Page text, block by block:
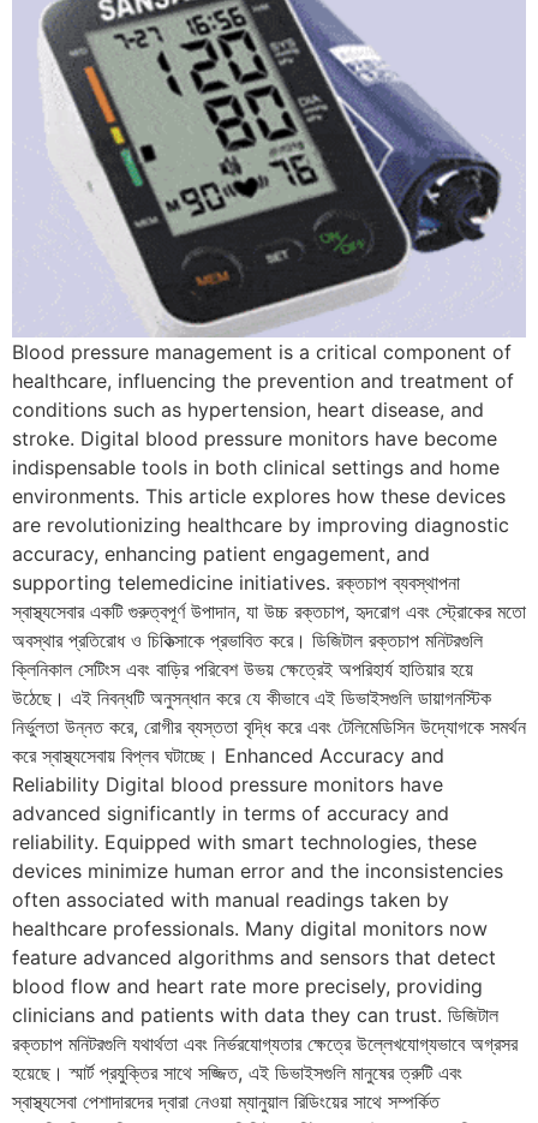
Blood pressure management is a critical component of
healthcare, influencing the prevention and treatment of
conditions such as hypertension, heart disease, and
stroke. Digital blood pressure monitors have become
indispensable tools in both clinical settings and home
environments. This article explores how these devices
are revolutionizing healthcare by improving diagnostic
accuracy, enhancing patient engagement, and
supporting telemedicine initiatives. রক্তচাপ ব্যবস্থাপনা
স্বাস্থ্যসেবার একটি গুরুত্বপূর্ণ উপাদান, যা উচ্চ রক্তচাপ, হৃদরোগ এবং স্ট্রোকের মতো
অবস্থার প্রতিরোধ ও চিকিত্সাকে প্রভাবিত করে। ডিজিটাল রক্তচাপ মনিটরগুলি
ক্লিনিকাল সেটিংস এবং বাড়ির পরিবেশ উভয় ক্ষেত্রেই অপরিহার্য হাতিয়ার হয়ে
উঠেছে। এই নিবন্ধটি অনুসন্ধান করে যে কীভাবে এই ডিভাইসগুলি ডায়াগনস্টিক
নির্ভুলতা উন্নত করে, রোগীর ব্যস্ততা বৃদ্ধি করে এবং টেলিমেডিসিন উদ্যোগকে সমর্থন
করে স্বাস্থ্যসেবায় বিপ্লব ঘটাচ্ছে। Enhanced Accuracy and
Reliability Digital blood pressure monitors have
advanced significantly in terms of accuracy and
reliability. Equipped with smart technologies, these
devices minimize human error and the inconsistencies
often associated with manual readings taken by
healthcare professionals. Many digital monitors now
feature advanced algorithms and sensors that detect
blood flow and heart rate more precisely, providing
clinicians and patients with data they can trust. ডিজিটাল
রক্তচাপ মনিটরগুলি যথার্থতা এবং নির্ভরযোগ্যতার ক্ষেত্রে উল্লেখযোগ্যভাবে অগ্রসর
হয়েছে। স্মার্ট প্রযুক্তির সাথে সজ্জিত, এই ডিভাইসগুলি মানুষের ত্রুটি এবং
স্বাস্থ্যসেবা পেশাদারদের দ্বারা নেওয়া ম্যানুয়াল রিডিংয়ের সাথে সম্পর্কিত